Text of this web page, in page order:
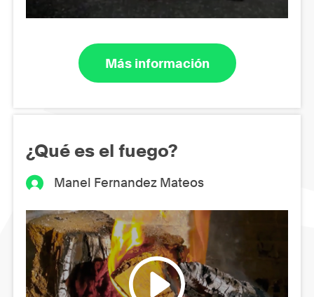
Más información
¿Qué es el fuego?
Manel Fernandez Mateos